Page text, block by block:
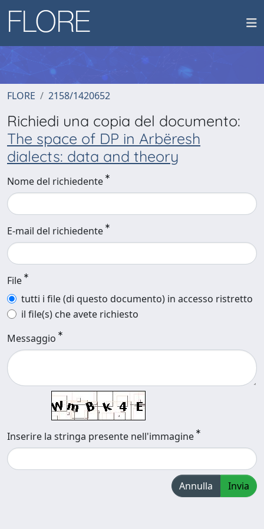
FLORE 2158/1420652
Richiedi una copia del documento:
The space of DP in Arbëresh
dialects: data and theory
Nome del richiedente
E-mail del richiedente
File
tutti i file (di questo documento) in accesso ristretto
il file(s) che avete richiesto
Messaggio
Inserire la stringa presente nell'immagine
Annulla Invia